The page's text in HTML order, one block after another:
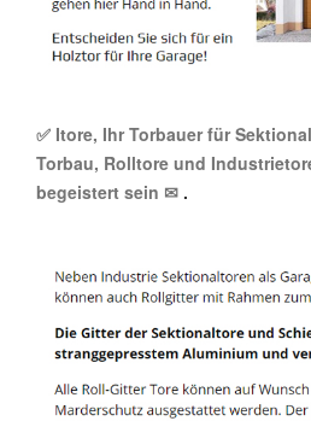
✅ Itore, Ihr Torbauer für
Torbau, Rolltore und
begeistert sein ✉ .